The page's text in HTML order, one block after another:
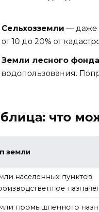
Сельхозземли — даже
от 10 до 20% от
Земли лесного
водопользования.
что
земли
населённых пунктов
промышленного